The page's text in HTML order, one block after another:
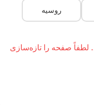
روسیه
لطفاً صفحه را تازه‌سازی